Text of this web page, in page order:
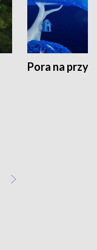
Pora na